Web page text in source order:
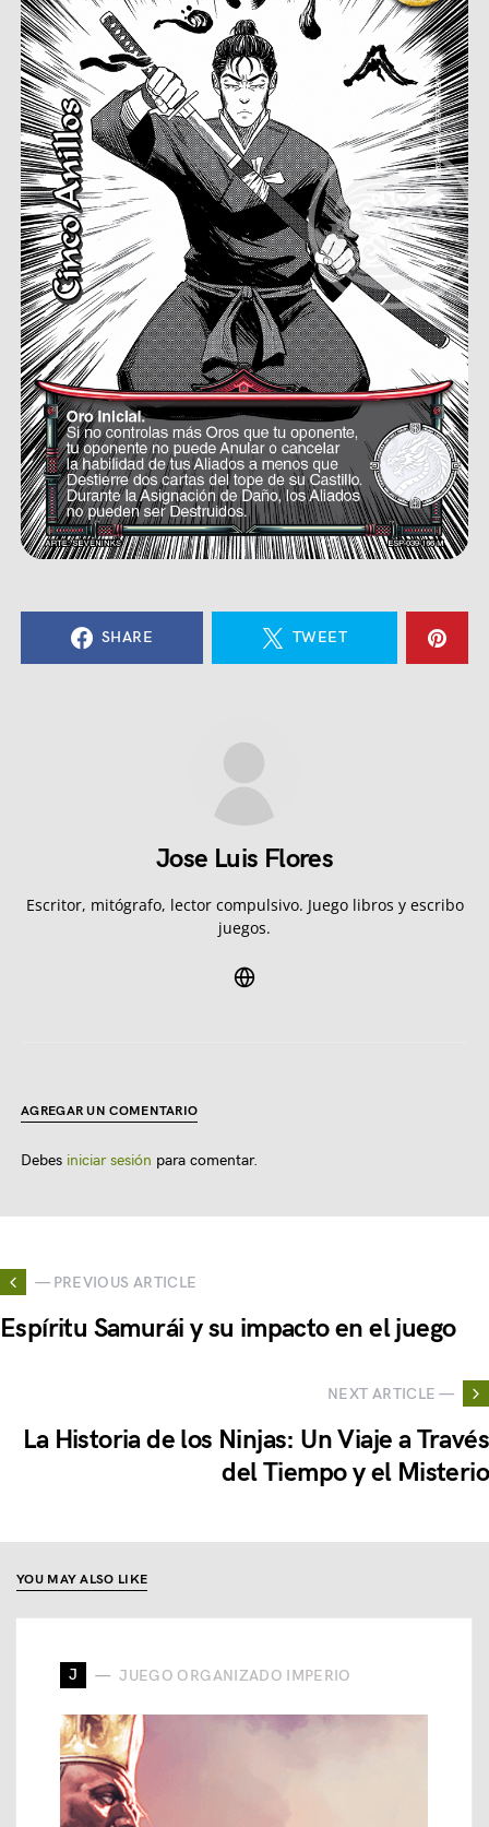
SHARE TWEET
Jose Luis Flores
Escritor, mitógrafo, lector compulsivo. Juego libros y escribo
juegos.
AGREGAR UN COMENTARIO
Debes iniciar sesión para comentar.
— PREVIOUS ARTICLE
Espíritu Samurái y su impacto en el juego
NEXT ARTICLE —
La Historia de los Ninjas: Un Viaje a Través
del Tiempo y el Misterio
YOU MAY ALSO LIKE
J JUEGO ORGANIZADO IMPERIO